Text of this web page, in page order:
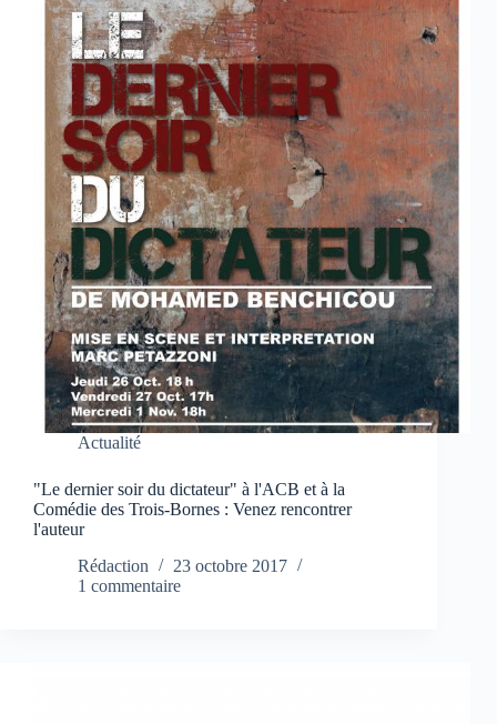
Actualité
"Le dernier soir du dictateur" à l'ACB et à la
Comédie des Trois-Bornes : Venez rencontrer
l'auteur
Rédaction
23 octobre 2017
1 commentaire